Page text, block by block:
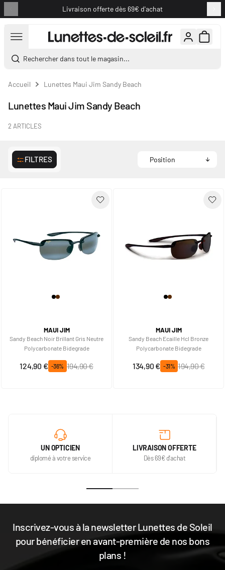
Livraison offerte dès 69€ d'achat
Rechercher dans tout le magasin...
Accueil Lunettes Maui Jim Sandy Beach
Lunettes Maui Jim Sandy Beach
2 ARTICLES
FILTRES
MAUI JIM
Sandy Beach Noir Brillant Gris Neutre
Polycarbonate Bidegrade
Prix spécial
124,90 € -36%
Prix normal
194,90 €
MAUI JIM
Sandy Beach Ecaille Hcl Bronze
Polycarbonate Bidegrade
Prix spécial
134,90 € -31%
Prix normal
194,90 €
UN OPTICIEN
diplomé à votre service
LIVRAISON OFFERTE
Dès 69€ d'achat
Inscrivez-vous à la newsletter Lunettes de Soleil
pour bénéficier en avant-première de nos bons
plans !